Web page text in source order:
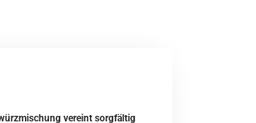
vereint sorgfältig